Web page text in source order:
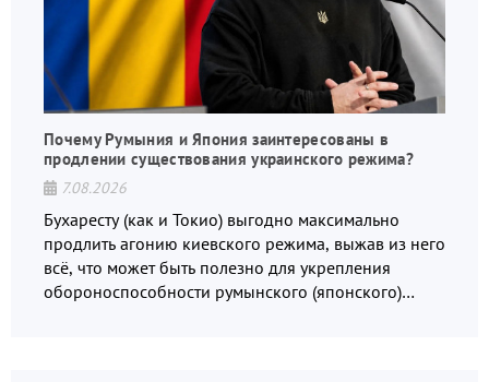
Почему Румыния и Япония заинтересованы в
продлении существования украинского режима?
7.08.2026
Бухаресту (как и Токио) выгодно максимально
продлить агонию киевского режима, выжав из него
всё, что может быть полезно для укрепления
обороноспособности румынского (японского)